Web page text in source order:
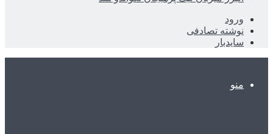
ورود
نوشته تصادفی
سایدبار
منو